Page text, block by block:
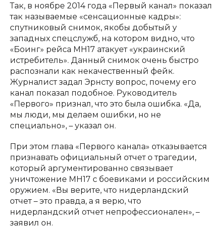
Так, в ноябре 2014 года «Первый канал» показал
так называемые «сенсационные кадры»:
спутниковый снимок, якобы добытый у
западных спецслужб, на котором видно, что
«Боинг» рейса MH17 атакует «украинский
истребитель». Данный снимок очень быстро
распознали как некачественный фейк.
Журналист задал Эрнсту вопрос, почему его
канал показал подобное. Руководитель
«Первого» признал, что это была ошибка. «Да,
мы люди, мы делаем ошибки, но не
специально», – указал он.
При этом глава «Первого канала» отказывается
признавать официальный отчет о трагедии,
который аргументированно связывает
уничтожение MH17 с боевиками и российским
оружием. «Вы верите, что нидерландский
отчет – это правда, а я верю, что
нидерландский отчет непрофессионален», –
заявил он.